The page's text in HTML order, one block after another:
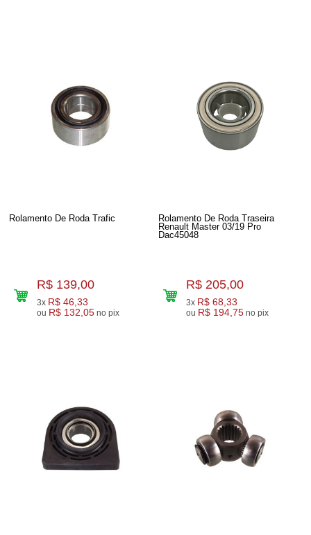
Rolamento De Roda Trafic
R$ 139,00
3x R$ 46,33
ou R$ 132,05 no pix
Rolamento De Roda Traseira
Renault Master 03/19 Pro
Dac45048
R$ 205,00
3x R$ 68,33
ou R$ 194,75 no pix